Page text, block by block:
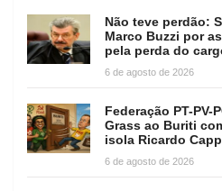
Não teve perdão:
Marco Buzzi por
pela perda do
6 de agosto de 2026
Federação PT-PV-
Grass ao Buriti
isola Ricardo
6 de agosto de 2026